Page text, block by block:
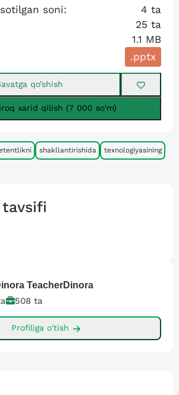
soni: 4 ta
25 ta
1.1 MB
.pptx
qo’shish
xarid qilish (7 000 so'm)
shakllantirishida texnologiyasining
TeacherDinora
508 ta
Profiliga o'tish